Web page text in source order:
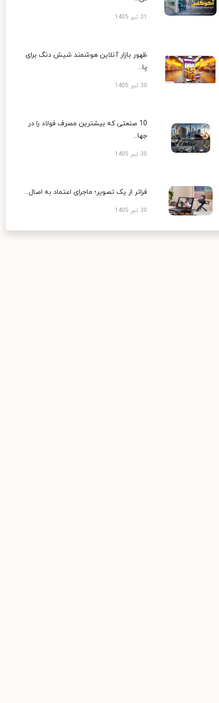
ظهور بازار آنلاین هوشمند شیش دنگ برای
پا...
30 تیر 1405
10 صنعتی که بیشترین مصرف فولاد را در
جها...
30 تیر 1405
فراتر از یک تصویر؛ ماجرای اعتماد به اصال...
30 تیر 1405